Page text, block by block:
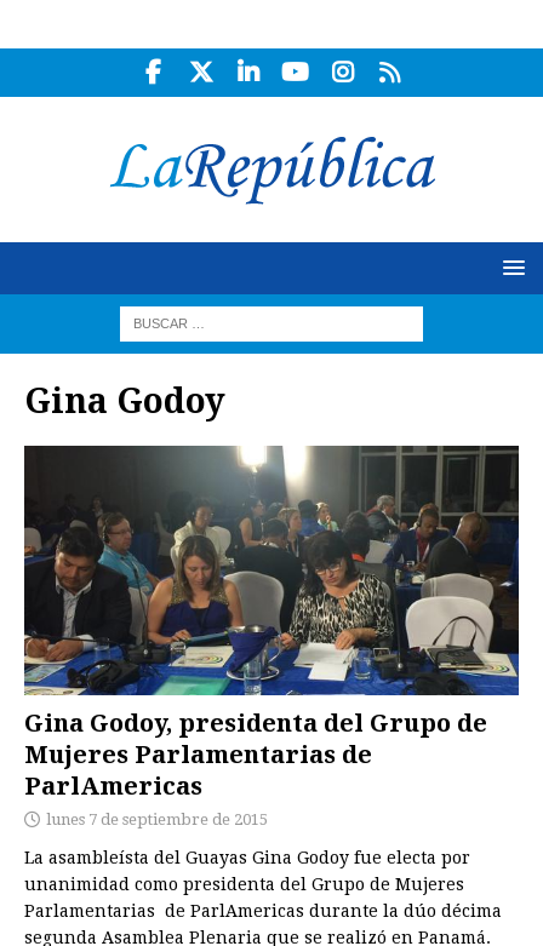
Gina Godoy
Gina Godoy, presidenta del Grupo de
Mujeres Parlamentarias de
ParlAmericas
lunes 7 de septiembre de 2015
La asambleísta del Guayas Gina Godoy fue electa por
unanimidad como presidenta del Grupo de Mujeres
Parlamentarias de ParlAmericas durante la dúo décima
segunda Asamblea Plenaria que se realizó en Panamá.